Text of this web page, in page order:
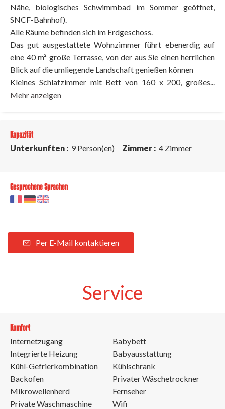
Nähe, biologisches Schwimmbad im Sommer geöffnet,
SNCF-Bahnhof).
Alle Räume befinden sich im Erdgeschoss.
Das gut ausgestattete Wohnzimmer führt ebenerdig auf
eine 40 m² große Terrasse, von der aus Sie einen herrlichen
Blick auf die umliegende Landschaft genießen können
Kleines Schlafzimmer mit Bett von 160 x 200, großes...
Mehr anzeigen
Kapazität
Unterkunften : 9 Person(en) Zimmer : 4 Zimmer
Gesprochene Sprachen
Per E-Mail kontaktieren
Service
Komfort
Internetzugang
Integrierte Heizung
Kühl-Gefrierkombination
Backofen
Mikrowellenherd
Private Waschmaschine
Babybett
Babyausstattung
Kühlschrank
Privater Wäschetrockner
Fernseher
Wifi